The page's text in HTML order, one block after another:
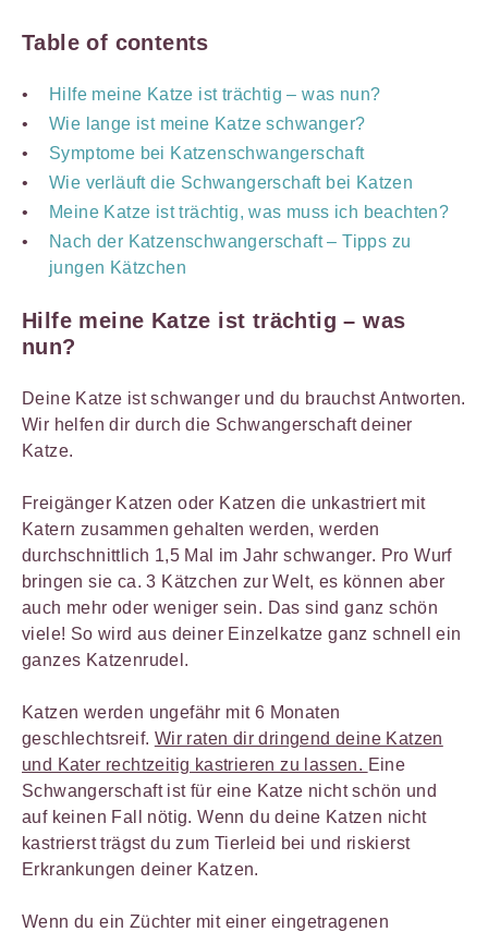
Table of contents
Hilfe meine Katze ist trächtig – was nun?
Wie lange ist meine Katze schwanger?
Symptome bei Katzenschwangerschaft
Wie verläuft die Schwangerschaft bei Katzen
Meine Katze ist trächtig, was muss ich beachten?
Nach der Katzenschwangerschaft – Tipps zu
jungen Kätzchen
Hilfe meine Katze ist trächtig – was
nun?
Deine Katze ist schwanger und du brauchst Antworten.
Wir helfen dir durch die Schwangerschaft deiner
Katze.
Freigänger Katzen oder Katzen die unkastriert mit
Katern zusammen gehalten werden, werden
durchschnittlich 1,5 Mal im Jahr schwanger. Pro Wurf
bringen sie ca. 3 Kätzchen zur Welt, es können aber
auch mehr oder weniger sein. Das sind ganz schön
viele! So wird aus deiner Einzelkatze ganz schnell ein
ganzes Katzenrudel.
Katzen werden ungefähr mit 6 Monaten
geschlechtsreif. Wir raten dir dringend deine Katzen
und Kater rechtzeitig kastrieren zu lassen. Eine
Schwangerschaft ist für eine Katze nicht schön und
auf keinen Fall nötig. Wenn du deine Katzen nicht
kastrierst trägst du zum Tierleid bei und riskierst
Erkrankungen deiner Katzen.
Wenn du ein Züchter mit einer eingetragenen